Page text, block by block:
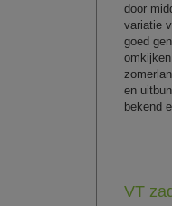
door
variatie
goed
en
bekend
VT